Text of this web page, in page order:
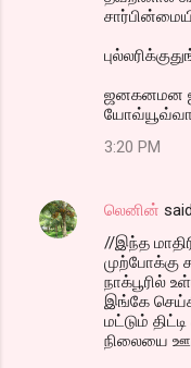
ஜனகனமன
3:20 PM
லெனின்
//இந்த
முற்போக்கு
நாக்பூரில்
இங்கே
மட்டும்
நிலையை